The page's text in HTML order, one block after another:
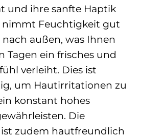
und ihre sanfte Haptik
nimmt Feuchtigkeit gut
außen, was Ihnen
Tagen ein frisches und
verleiht. Dies ist
um Hautirritationen zu
konstant hohes
Die
zudem hautfreundlich